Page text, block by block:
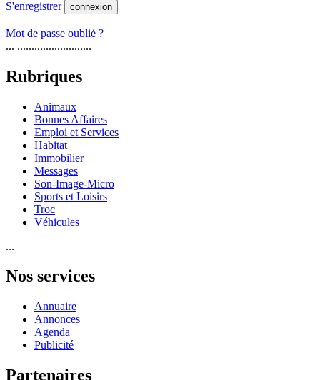
S'enregistrer connexion
Mot de passe oublié ?
... ..........................
Rubriques
Animaux
Bonnes Affaires
Emploi et Services
Habitat
Immobilier
Messages
Son-Image-Micro
Sports et Loisirs
Troc
Véhicules
...
Nos services
Annuaire
Annonces
Agenda
Publicité
Partenaires